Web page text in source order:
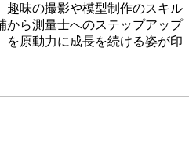
趣味の撮影や模型制作のスキル
から測量士へのステップアップ
を原動力に成長を続ける姿が印